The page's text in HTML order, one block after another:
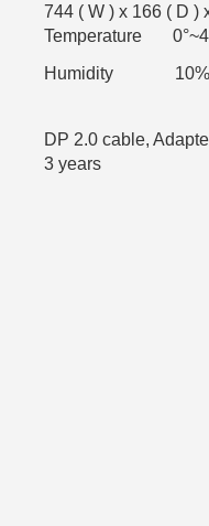
744 ( W ) x 166 ( D )
Temperature
Humidity
DP 2.0 cable,
3 years